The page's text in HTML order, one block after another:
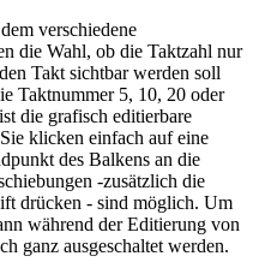
verschiedene
die Wahl, ob die Taktzahl nur
Takt sichtbar werden soll
Taktnummer 5, 10, 20 oder
die grafisch editierbare
klicken einfach auf eine
des Balkens an die
-zusätzlich die
drücken - sind möglich. Um
während der Editierung von
ganz ausgeschaltet werden.